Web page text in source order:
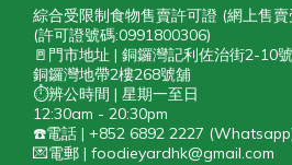
綜合受限制食物售賣許可證 (網上售
(許可證號碼:0991800306)
🚪門市地址 | 銅鑼灣記利佐治街2-10號
銅鑼灣地帶2樓268號舖
⏱️辨公時間 | 星期一至日
12:30am - 20:30pm
☎️電話 | +852 6892 2227
💌電郵 | foodieyardhk@gmail.com